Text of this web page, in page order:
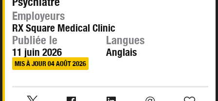
Employeurs
RX Square Medical Clinic
Publiée le
11 juin 2026
MIS À JOUR 04 AOÛT 2026
Langues
Anglais